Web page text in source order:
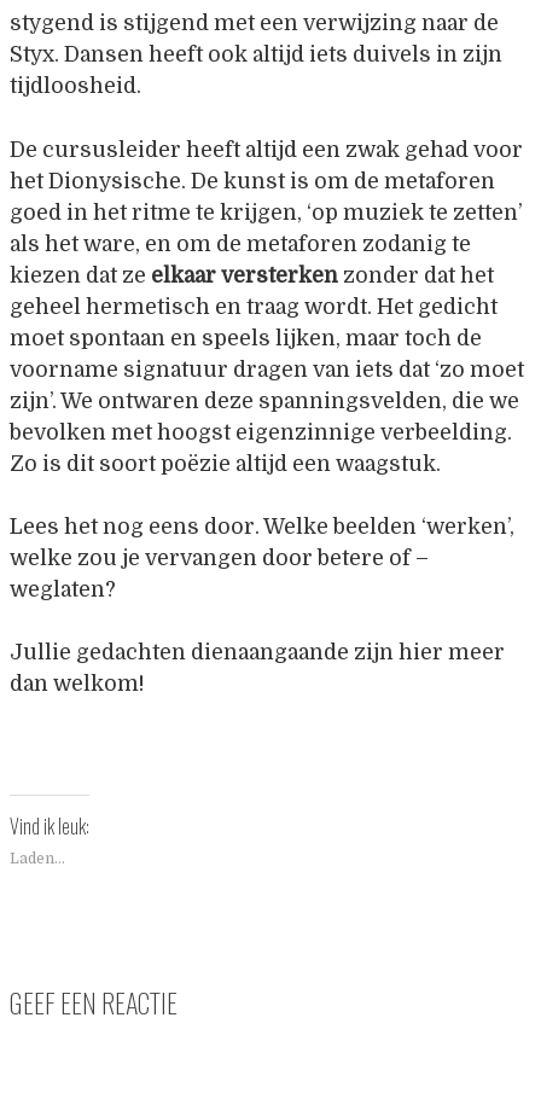
stygend is stijgend met een verwijzing naar de
Styx. Dansen heeft ook altijd iets duivels in zijn
tijdloosheid.
De cursusleider heeft altijd een zwak gehad voor
het Dionysische. De kunst is om de metaforen
goed in het ritme te krijgen, ‘op muziek te zetten’
als het ware, en om de metaforen zodanig te
kiezen dat ze elkaar versterken zonder dat het
geheel hermetisch en traag wordt. Het gedicht
moet spontaan en speels lijken, maar toch de
voorname signatuur dragen van iets dat ‘zo moet
zijn’. We ontwaren deze spanningsvelden, die we
bevolken met hoogst eigenzinnige verbeelding.
Zo is dit soort poëzie altijd een waagstuk.
Lees het nog eens door. Welke beelden ‘werken’,
welke zou je vervangen door betere of –
weglaten?
Jullie gedachten dienaangaande zijn hier meer
dan welkom!
Vind ik leuk:
Laden...
GEEF EEN REACTIE